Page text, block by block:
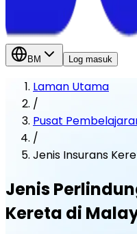
BM Log masuk
Laman Utama
/
Pusat
/
Jenis Insurans
Jenis
Kereta di